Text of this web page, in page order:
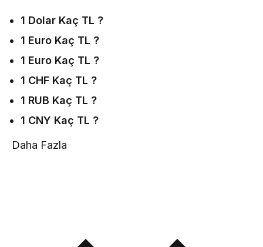
1 Dolar Kaç TL ?
1 Euro Kaç TL ?
1 Euro Kaç TL ?
1 CHF Kaç TL ?
1 RUB Kaç TL ?
1 CNY Kaç TL ?
Daha Fazla